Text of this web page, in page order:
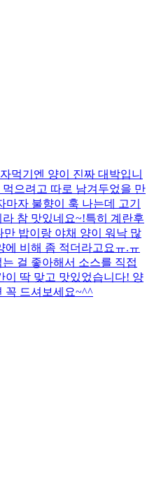
먹기엔 양이 진짜 대박입니
으려고 따로 남겨두었을 만
자 불향이 훅 나는데 고기
참 맛있네요~!특히 계란후
만 밥이랑 야채 양이 워낙 많
에 비해 좀 적더라고요ㅠ.ㅠ
걸 좋아해서 소스를 직접
이 딱 맞고 맛있었습니다! 양
꼭 드셔보세요~^^